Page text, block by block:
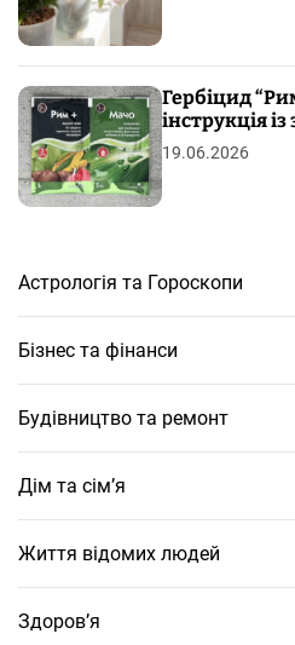
Гербіцид
інструкція
19.06.2026
Астрологія та Гороскопи
Бізнес та фінанси
Будівництво та ремонт
Дім та сім’я
Життя відомих людей
Здоров’я